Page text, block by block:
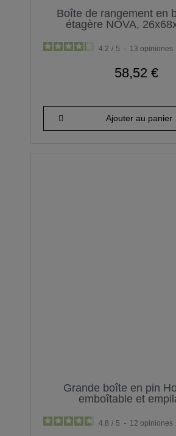
Boîte de rangement en
étagère NOVA,
4.2 / 5 - 13 opiniones
58,52 €
Ajouter au panier
Grande boîte en pin
emboîtable et
4.8 / 5 - 12 opiniones